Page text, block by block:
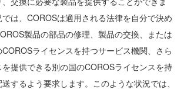
は、COROSは適用される法律を自分で決め
製品の部品の修理、製品の交換、または
ライセンスを持つサービス機関、さら
提供できる別の国のCOROSライセンスを持
するよう要求します。このような状況では、